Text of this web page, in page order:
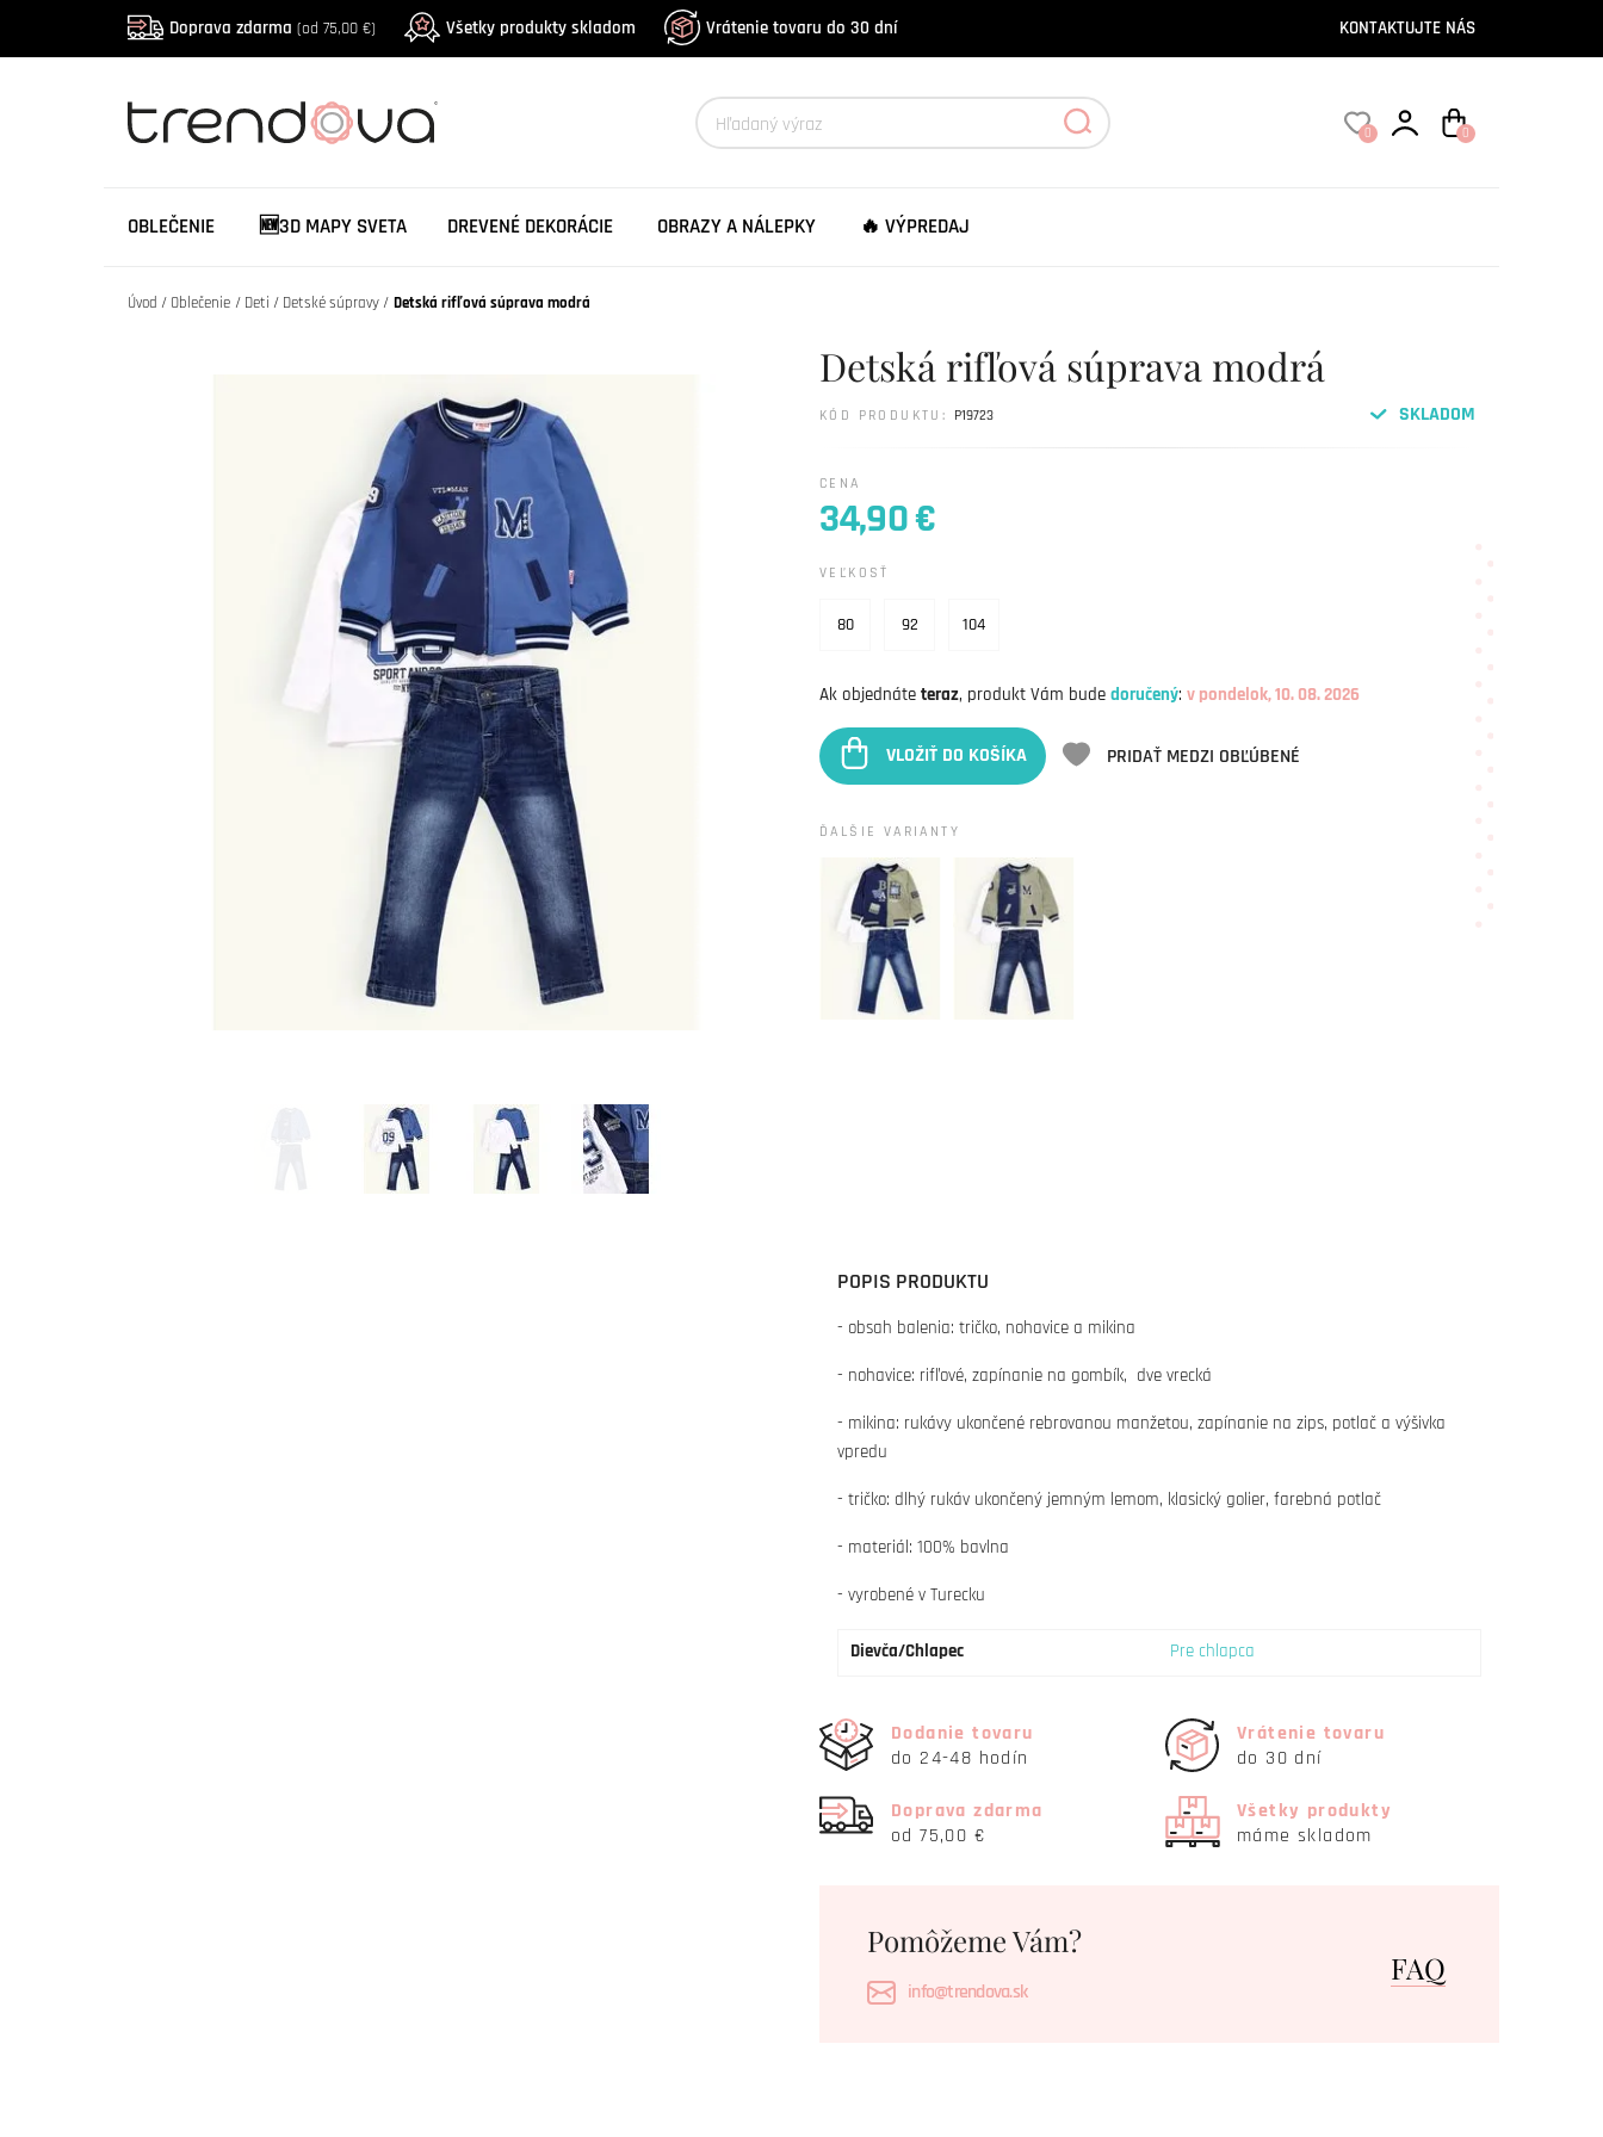
Doprava zdarma (od 75,00 €) Všetky produkty skladom Vrátenie tovaru do 30 dní KONTAKTUJTE NÁS
0 0
OBLEČENIE 🆕3D MAPY SVETA DREVENÉ DEKORÁCIE OBRAZY A NÁLEPKY 🔥 VÝPREDAJ
Úvod Oblečenie Deti Detské súpravy Detská rifľová súprava modrá
Detská rifľová súprava modrá
SKLADOM
KÓD PRODUKTU: P19723
CENA
34,90 €
VEĽKOSŤ
80 92 104
Ak objednáte teraz, produkt Vám bude doručený: v pondelok, 10. 08. 2026
VLOŽIŤ DO KOŠÍKA PRIDAŤ MEDZI OBĽÚBENÉ
ĎALŠIE VARIANTY
POPIS PRODUKTU
- obsah balenia: tričko, nohavice a mikina
- nohavice: rifľové, zapínanie na gombík, dve vrecká
- mikina: rukávy ukončené rebrovanou manžetou, zapínanie na zips, potlač a výšivka
vpredu
- tričko: dlhý rukáv ukončený jemným lemom, klasický golier, farebná potlač
- materiál: 100% bavlna
- vyrobené v Turecku
Dievča/Chlapec Pre chlapca
Dodanie tovaru
do 24-48 hodín
Vrátenie tovaru
do 30 dní
Doprava zdarma
od 75,00 €
Všetky produkty
máme skladom
Pomôžeme Vám?
info@trendova.sk
FAQ